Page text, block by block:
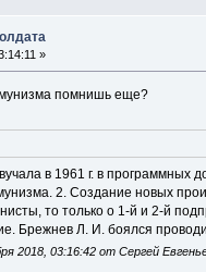
»
помнишь еще?
в 1961 г. в
2. Создание новых
то только о 1-й и 2-й
Брежнев Л. И. боялся
2018, 03:16:42 от Сергей